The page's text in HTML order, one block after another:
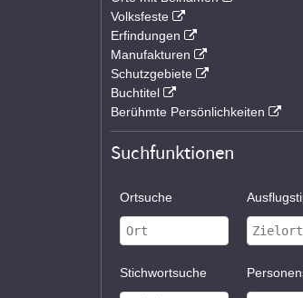
Volksfeste
Erfindungen
Manufakturen
Schutzgebiete
Buchtitel
Berühmte Persönlichkeiten
Suchfunktionen
Ortsuche
Stichwortsuche